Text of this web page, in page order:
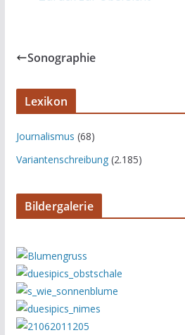
Sonographie
Lexikon
Journalismus (68)
Variantenschreibung(2.185)
Bildergalerie